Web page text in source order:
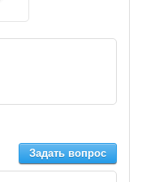
Задать вопрос